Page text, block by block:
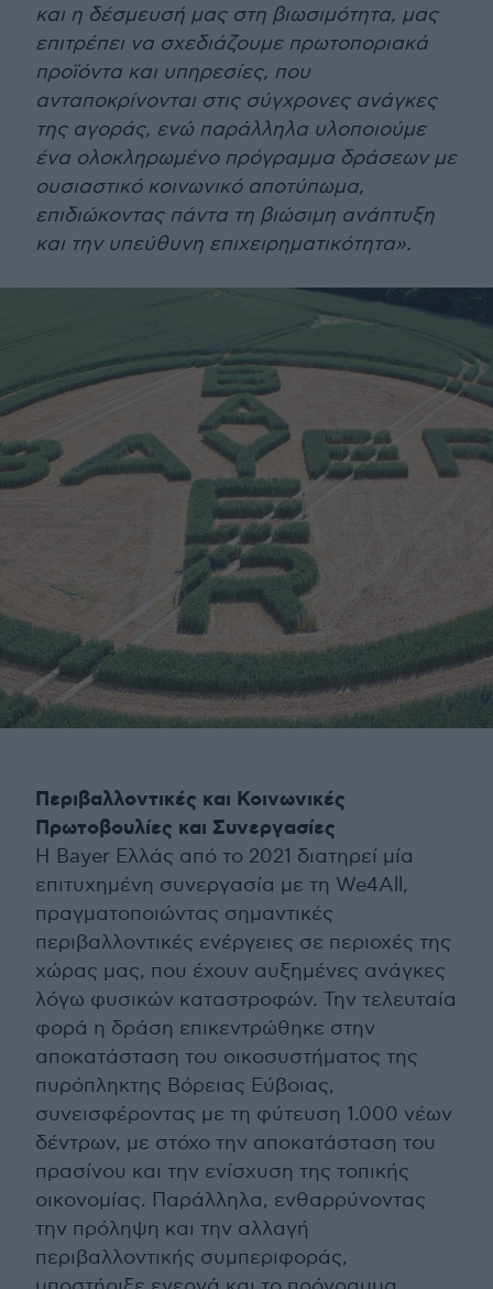
και η δέσμευσή μας στη βιωσιμότητα, μας
επιτρέπει να σχεδιάζουμε πρωτοποριακά
προϊόντα και υπηρεσίες, που
ανταποκρίνονται στις σύγχρονες ανάγκες
της αγοράς, ενώ παράλληλα υλοποιούμε
ένα ολοκληρωμένο πρόγραμμα δράσεων με
ουσιαστικό κοινωνικό αποτύπωμα,
επιδιώκοντας πάντα τη βιώσιμη ανάπτυξη
και την υπεύθυνη επιχειρηματικότητα».
Περιβαλλοντικές και Κοινωνικές
Πρωτοβουλίες και Συνεργασίες
Η Bayer Ελλάς από το 2021 διατηρεί μία
επιτυχημένη συνεργασία με τη We4All,
πραγματοποιώντας σημαντικές
περιβαλλοντικές ενέργειες σε περιοχές της
χώρας μας, που έχουν αυξημένες ανάγκες
λόγω φυσικών καταστροφών. Την τελευταία
φορά η δράση επικεντρώθηκε στην
αποκατάσταση του οικοσυστήματος της
πυρόπληκτης Βόρειας Εύβοιας,
συνεισφέροντας με τη φύτευση 1.000 νέων
δέντρων, με στόχο την αποκατάσταση του
πρασίνου και την ενίσχυση της τοπικής
οικονομίας. Παράλληλα, ενθαρρύνοντας
την πρόληψη και την αλλαγή
περιβαλλοντικής συμπεριφοράς,